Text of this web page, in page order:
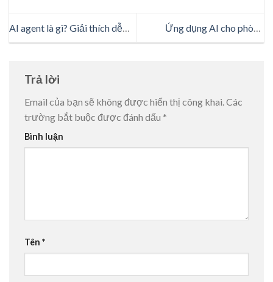
AI agent là gì? Giải thích dễ
hiểu cho lập trình viên và
Ứng dụng AI cho phòng
marketing: Những tính năng
Trả lời
Email của bạn sẽ không được hiển thị công khai.Các
trường bắt buộc được đánh dấu *
Bình luận
Tên *